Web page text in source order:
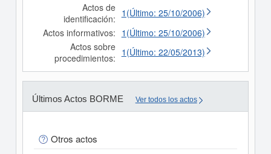
Actos de
identificación: 1(Último: 25/10/2006)
Actos informativos: 1(Último: 25/10/2006)
Actos sobre
procedimientos: 1(Último: 22/05/2013)
Últimos Actos BORME Ver todos los actos
Otros actos